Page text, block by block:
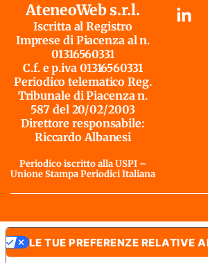
AteneoWeb s.r.l.
Iscritta al Registro
Imprese di Piacenza al n.
01316560331
C.f. e p.iva 01316560331
Periodico telematico Reg.
Tribunale di Piacenza n.
587 del 20/02/2003
Direttore responsabile:
Riccardo Albanesi
Periodico iscritto alla USPI –
Unione Stampa Periodici Italiana
LE TUE PREFERENZE RELATIVE